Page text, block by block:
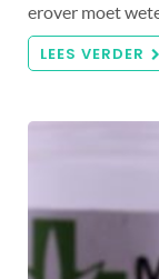
erover moet
LEES VERDER